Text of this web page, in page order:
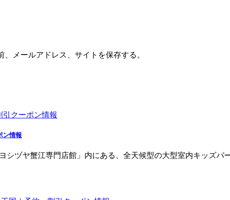
メールアドレス、サイトを保存する。
ン情報
シヅヤ蟹江専門店館」内にある、全天候型の大型室内キッズ